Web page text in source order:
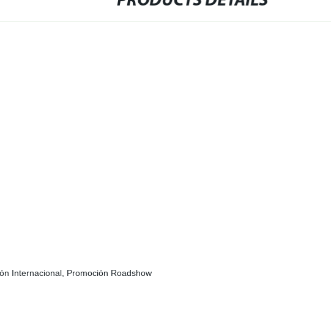
Internacional, Promoción Roadshow